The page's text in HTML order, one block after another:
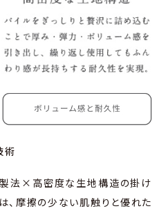
術
法×高密度な生地構造の掛け
、摩擦の少ない肌触りと優れた